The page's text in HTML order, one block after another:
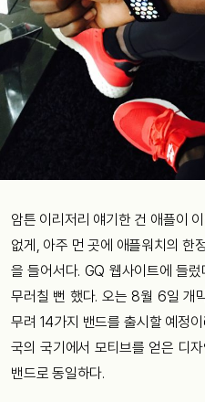
암튼 이리저리 얘기한 건 애플이
없게, 아주 먼 곳에 애플워치의 한
을 들어서다. GQ 웹사이트에 들
무러칠 뻔 했다. 오는 8월 6일 개
무려 14가지 밴드를 출시할 예정
국의 국기에서 모티브를 얻은 디
밴드로 동일하다.